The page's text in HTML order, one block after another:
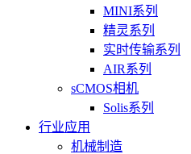
MINI系列
精灵系列
实时传输系列
AIR系列
sCMOS相机
Solis系列
行业应用
机械制造